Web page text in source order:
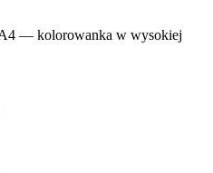
— kolorowanka w wysokiej